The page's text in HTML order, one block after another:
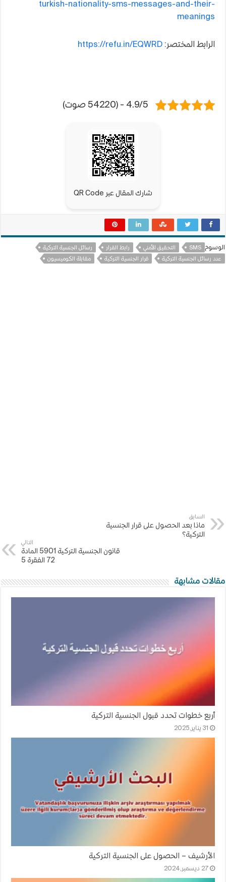
turkish-nationality-sms-messages-and-their-
meanings
الرابط المختصر: https://refu.in/EQWRD
4.9/5 - (54220 صوت)
شارك المقال عبر QR Code
الوسوم SMS التحقيق الأمني رابط القرار
رسائل الجنسية التركية
عدد رسائل الجنسية التركية
قرار الجنسية التركية مقابلة الكوميسيون
السابق
ماذا بعد الحصول على قرار الجنسية
التركية؟
التالي
قانون الجنسية التركية 5901 المادة
72 الفقرة 5
مقالات مشابهة
أربع خطوات تحدد قبول الجنسية التركية
31 يناير,2025
الأرشيف – الحصول على الجنسية التركية
27 ديسمبر,2024